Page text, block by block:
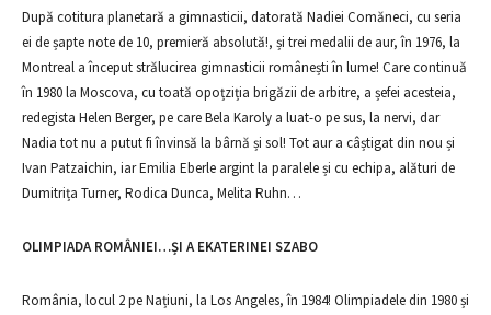
După cotitura planetară a gimnasticii, datorată Nadiei Comăneci, cu seria
ei de șapte note de 10, premieră absolută!, și trei medalii de aur, în 1976, la
Montreal a început strălucirea gimnasticii românești în lume! Care continuă
în 1980 la Moscova, cu toată opoțziția brigăzii de arbitre, a șefei acesteia,
redegista Helen Berger, pe care Bela Karoly a luat-o pe sus, la nervi, dar
Nadia tot nu a putut fi învinsă la bârnă și sol! Tot aur a câștigat din nou și
Ivan Patzaichin, iar Emilia Eberle argint la paralele și cu echipa, alături de
Dumitrița Turner, Rodica Dunca, Melita Ruhn…
OLIMPIADA ROMÂNIEI…ȘI A EKATERINEI SZABO
România, locul 2 pe Națiuni, la Los Angeles, în 1984! Olimpiadele din 1980 și